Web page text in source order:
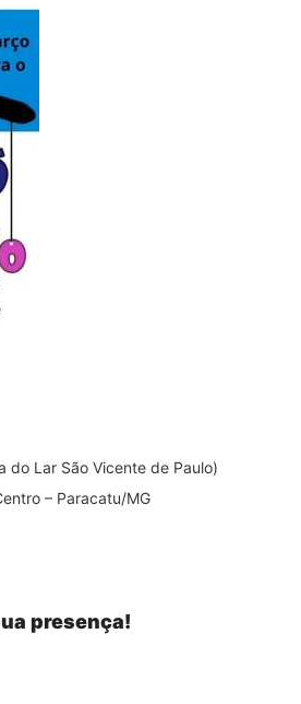
do Lar São Vicente de Paulo)
– Paracatu/MG
presença!